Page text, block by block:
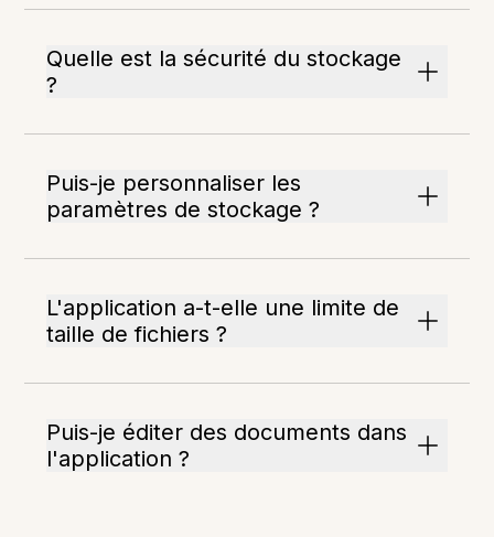
Quelle est la sécurité du stockage
?
Puis-je personnaliser les
paramètres de stockage ?
L'application a-t-elle une limite de
taille de fichiers ?
Puis-je éditer des documents dans
l'application ?